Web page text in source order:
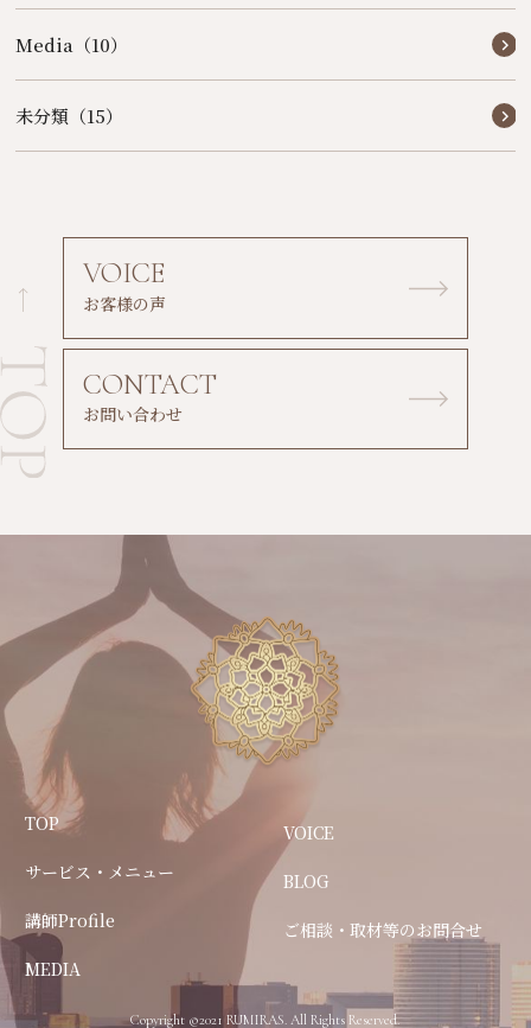
Media（10）
未分類（15）
VOICE
お客様の声
CONTACT
お問い合わせ
TOP
サービス・メニュー
講師Profile
MEDIA
VOICE
BLOG
ご相談・取材等のお問合せ
Copyright ©2021 RUMIRAS. All Rights Reserved.